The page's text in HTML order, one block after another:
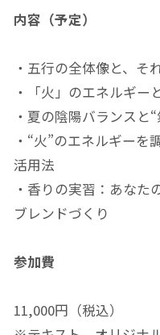
内容（予定）
・五行の全体像と、そ
・「火」のエネルギー
・夏の陰陽バランスと
・“火”のエネルギーを
活用法
・香りの実習：あなた
ブレンドづくり
参加費
11,000円（税込）